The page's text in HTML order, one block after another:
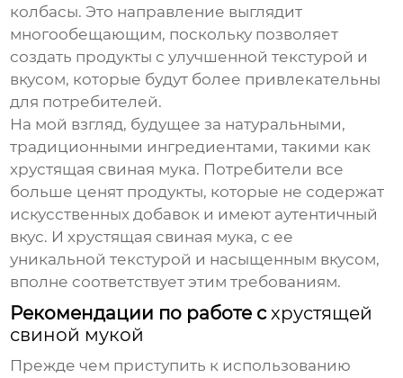
колбасы. Это направление выглядит
многообещающим, поскольку позволяет
создать продукты с улучшенной текстурой и
вкусом, которые будут более привлекательны
для потребителей.
На мой взгляд, будущее за натуральными,
традиционными ингредиентами, такими как
хрустящая свиная мука. Потребители все
больше ценят продукты, которые не содержат
искусственных добавок и имеют аутентичный
вкус. Ихрустящая свиная мука, с ее
уникальной текстурой и насыщенным вкусом,
вполне соответствует этим требованиям.
Рекомендации по работе схрустящей
свиной мукой
Прежде чем приступить к использованию